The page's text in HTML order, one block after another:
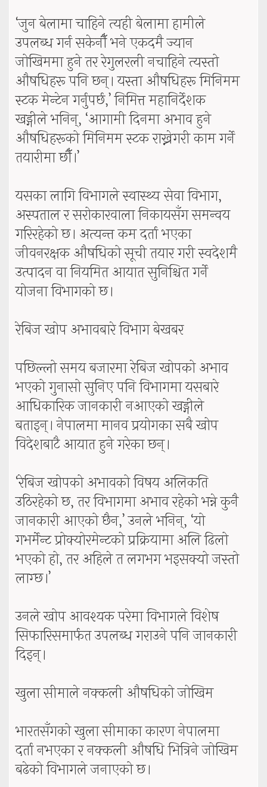
‘जुन बेलामा चाहिने त्यही बेलामा हामीले
उपलब्ध गर्न सकेनौँ भने एकदमै ज्यान
जोखिममा हुने तर रेगुलरली नचाहिने त्यस्तो
औषधिहरू पनि छन्। यस्ता औषधिहरू मिनिमम
स्टक मेन्टेन गर्नुपर्छ,’ निमित्त महानिर्देशक
खड्गीले भनिन्, ‘आगामी दिनमा अभाव हुने
औषधिहरूको मिनिमम स्टक राख्नेगरी काम गर्ने
तयारीमा छौँ।’
यसका लागि विभागले स्वास्थ्य सेवा विभाग,
अस्पताल र सरोकारवाला निकायसँग समन्वय
गरिरहेको छ। अत्यन्त कम दर्ता भएका
जीवनरक्षक औषधिको सूची तयार गरी स्वदेशमै
उत्पादन वा नियमित आयात सुनिश्चित गर्ने
योजना विभागको छ।
रेबिज खोप अभावबारे विभाग बेखबर
पछिल्लो समय बजारमा रेबिज खोपको अभाव
भएको गुनासो सुनिए पनि विभागमा यसबारे
आधिकारिक जानकारी नआएको खड्गीले
बताइन्। नेपालमा मानव प्रयोगका सबै खोप
विदेशबाटै आयात हुने गरेका छन्।
‘रेबिज खोपको अभावको विषय अलिकति
उठिरहेको छ, तर विभागमा अभाव रहेको भन्ने कुनै
जानकारी आएको छैन,’ उनले भनिन्, ‘यो
गभर्मेन्ट प्रोक्योरमेन्टको प्रक्रियामा अलि ढिलो
भएको हो, तर अहिले त लगभग भइसक्यो जस्तो
लाग्छ।’
उनले खोप आवश्यक परेमा विभागले विशेष
सिफारिसमार्फत उपलब्ध गराउने पनि जानकारी
दिइन्।
खुला सीमाले नक्कली औषधिको जोखिम
भारतसँगको खुला सीमाका कारण नेपालमा
दर्ता नभएका र नक्कली औषधि भित्रिने जोखिम
बढेको विभागले जनाएको छ।